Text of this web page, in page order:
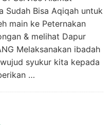
Sudah Bisa Aqiqah untuk
main ke Peternakan
& melihat Dapur
Melaksanakan ibadah
syukur kita kepada
…